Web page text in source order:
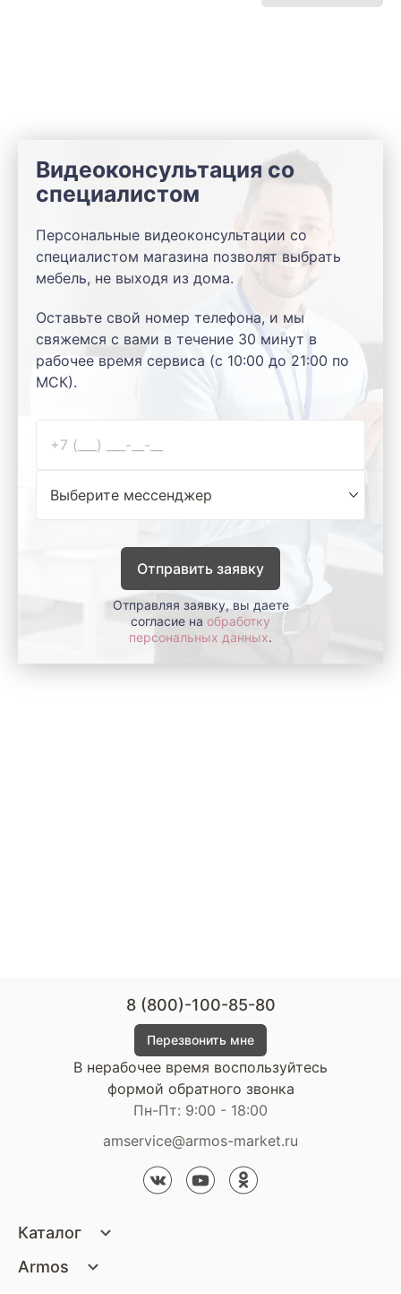
Видеоконсультация со
специалистом
Персональные видеоконсультации со
специалистом магазина позволят выбрать
мебель, не выходя из дома.
Оставьте свой номер телефона, и мы
свяжемся с вами в течение 30 минут в
рабочее время сервиса (с 10:00 до 21:00 по
МСК).
Отправить заявку
Отправляя заявку, вы даете
согласие на обработку
персональных данных.
Каталог
Кровати
Armos
8 (800)-100-85-80
Перезвонить мне
В нерабочее время воспользуйтесь
формой обратного звонка
Пн-Пт: 9:00 - 18:00
amservice@armos-market.ru